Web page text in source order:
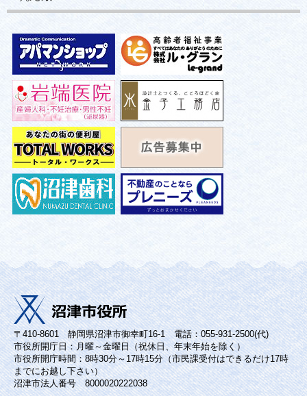
〒410-8601 静岡県沼津市御幸町16-1 電話：055-931-2500(代)
市役所開庁日：月曜～金曜日（祝休日、年末年始を除く）
市役所開庁時間：8時30分～17時15分（市民課受付はできるだけ17時
までにお越し下さい）
沼津市法人番号 8000020222038